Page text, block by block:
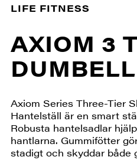
LIFE FITNESS
AXIOM 3
Axiom Series Three-Tier
Hantelställ är en smart
Robusta hantelsadlar
hantlarna. Gummifötter
stadigt och skyddar både